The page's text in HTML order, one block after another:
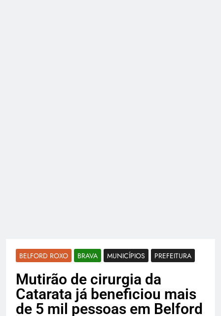
BELFORD ROXO BRAVA MUNICÍPIOS PREFEITURA
Mutirão de cirurgia da
Catarata já beneficiou mais
de 5 mil pessoas em Belford